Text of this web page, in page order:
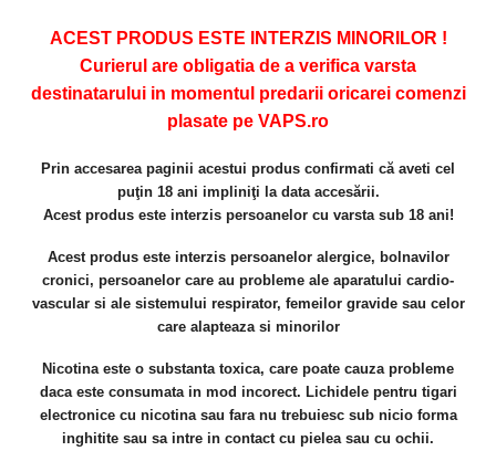
ACEST PRODUS ESTE INTERZIS MINORILOR !
Curierul are obligatia de a verifica varsta
destinatarului in momentul predarii oricarei comenzi
plasate pe VAPS.ro
Prin accesarea paginii acestui produs confirmati că aveti cel
puţin 18 ani impliniţi la data accesării.
Acest produs este interzis persoanelor cu varsta sub 18 ani!
Acest produs este interzis persoanelor alergice, bolnavilor
cronici, persoanelor care au probleme ale aparatului cardio-
vascular si ale sistemului respirator, femeilor gravide sau celor
care alapteaza si minorilor
Nicotina este o substanta toxica, care poate cauza probleme
daca este consumata in mod incorect. Lichidele pentru tigari
electronice cu nicotina sau fara nu trebuiesc sub nicio forma
inghitite sau sa intre in contact cu pielea sau cu ochii.